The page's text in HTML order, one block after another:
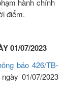
hành chính
điểm.
01/07/2023
báo 426/TB-
01/07/2023